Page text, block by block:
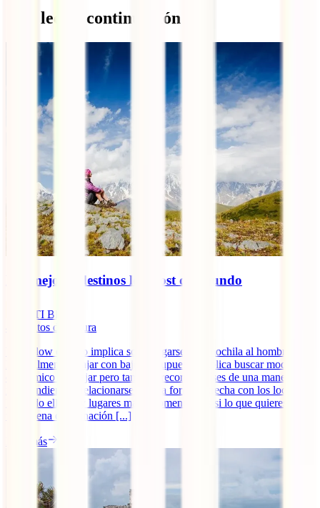
Qué leer a continuación
Los mejores destinos low cost del mundo
IATI Blog
minutos de lectura
Viajar low cost no implica solo cargarse una mochila al hombro.
Normalmente, viajar con bajo presupuesto implica buscar modo más
económico de viajar pero también recorrer países de una manera
independiente y relacionarse de una forma estrecha con los locales.
Por todo ello, hay lugares más recomendables si lo que quieres es
una buena combinación [...]
Leer más